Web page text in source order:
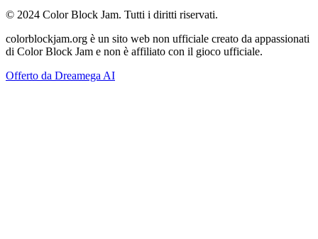
© 2024 Color Block Jam. Tutti i diritti riservati.
colorblockjam.org è un sito web non ufficiale creato da appassionati
di Color Block Jam e non è affiliato con il gioco ufficiale.
Offerto da Dreamega AI